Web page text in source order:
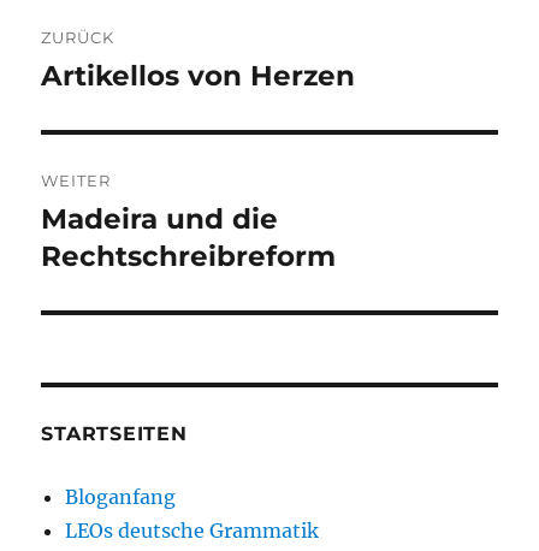
ZURÜCK
Vorheriger
Artikellos von Herzen
WEITER
Nächster
Beitrag:
Madeira und die
Rechtschreibreform
STARTSEITEN
Bloganfang
LEOs deutsche Grammatik